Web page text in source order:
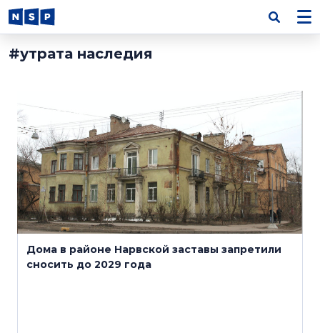
#утрата наследия
15 марта 2023
Дома в районе Нарвской заставы запретили
сносить до 2029 года